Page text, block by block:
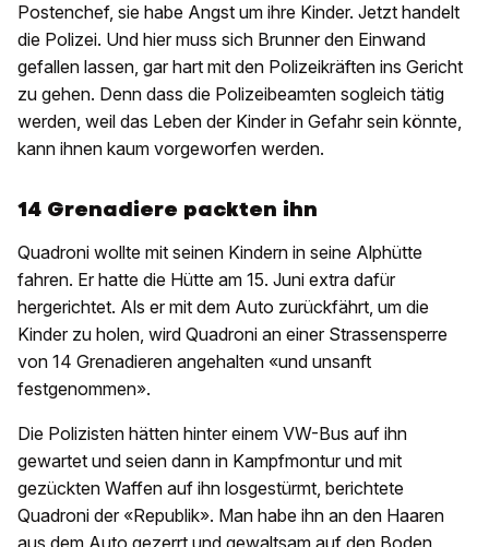
Postenchef, sie habe Angst um ihre Kinder. Jetzt handelt
die Polizei. Und hier muss sich Brunner den Einwand
gefallen lassen, gar hart mit den Polizeikräften ins Gericht
zu gehen. Denn dass die Polizeibeamten sogleich tätig
werden, weil das Leben der Kinder in Gefahr sein könnte,
kann ihnen kaum vorgeworfen werden.
14 Grenadiere packten ihn
Quadroni wollte mit seinen Kindern in seine Alphütte
fahren. Er hatte die Hütte am 15. Juni extra dafür
hergerichtet. Als er mit dem Auto zurückfährt, um die
Kinder zu holen, wird Quadroni an einer Strassensperre
von 14 Grenadieren angehalten «und unsanft
festgenommen».
Die Polizisten hätten hinter einem VW-Bus auf ihn
gewartet und seien dann in Kampfmontur und mit
gezückten Waffen auf ihn losgestürmt, berichtete
Quadroni der «Republik». Man habe ihn an den Haaren